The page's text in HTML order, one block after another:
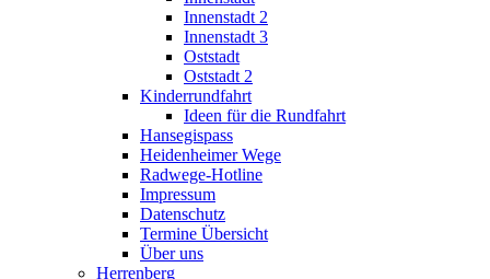
Innenstadt 2
Innenstadt 3
Oststadt
Oststadt 2
Kinderrundfahrt
Ideen für die Rundfahrt
Hansegispass
Heidenheimer Wege
Radwege-Hotline
Impressum
Datenschutz
Termine Übersicht
Über uns
Herrenberg